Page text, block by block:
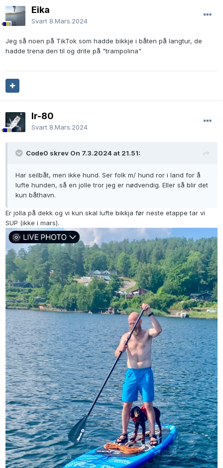
Eika
Svart 8.Mars.2024
Jeg så noen på TikTok som hadde bikkje i båten på langtur, de
hadde trena den til og drite på "trampolina"
lr-80
Svart 8.Mars.2024
Code0 skrev On 7.3.2024 at 21.51:
Har seilbåt, men ikke hund. Ser folk m/ hund ror i land for å
lufte hunden, så en jolle tror jeg er nødvendig. Eller så blir det
kun båthavn.
Er jolla på dekk og vi kun skal lufte bikkja før neste etappe tar vi
SUP (ikke i mars).